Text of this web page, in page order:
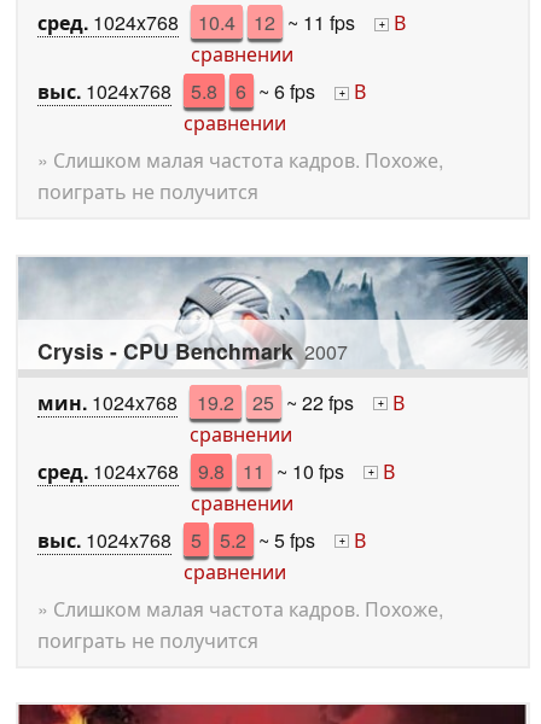
сред. 1024x768 10.4 12 ~ 11 fps + В
сравнении
выс. 1024x768 5.8 6 ~ 6 fps + В
сравнении
» Слишком малая частота кадров. Похоже,
поиграть не получится
Crysis - CPU Benchmark 2007
мин. 1024x768 19.2 25 ~ 22 fps + В
сравнении
сред. 1024x768 9.8 11 ~ 10 fps + В
сравнении
выс. 1024x768 5 5.2 ~ 5 fps + В
сравнении
» Слишком малая частота кадров. Похоже,
поиграть не получится